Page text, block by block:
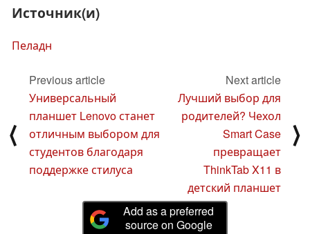
Источник(и)
Пеладн
⟨
Previous article
Универсальный
планшет Lenovo станет
отличным выбором для
студентов благодаря
поддержке стилуса
Next article
Лучший выбор для
родителей? Чехол
Smart Case
превращает
ThinkTab X11 в
детский планшет
⟩
Add as a preferred
source on Google